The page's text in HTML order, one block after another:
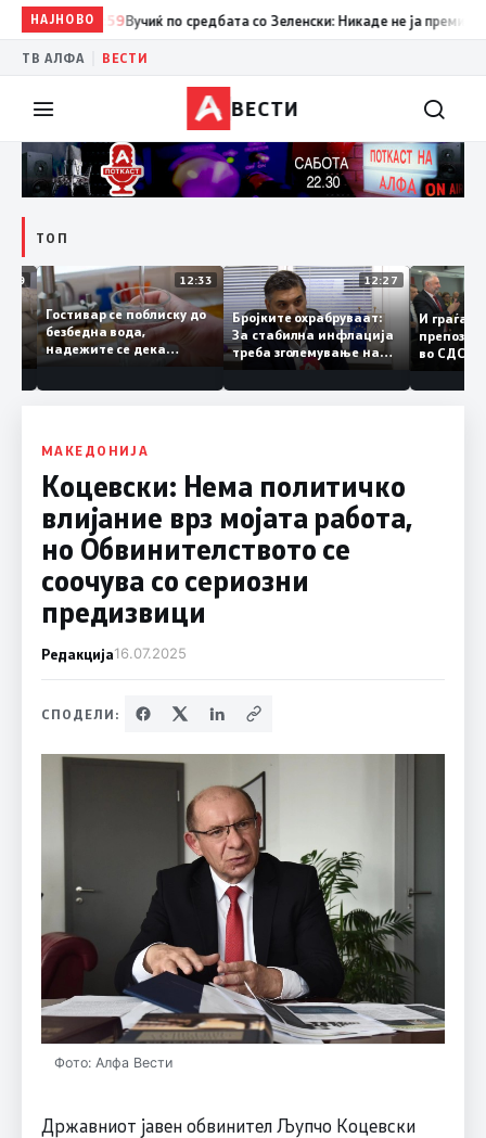
НАЈНОВО
12:59Вучиќ по средбата со Зеленски: Никаде не ја преминав
ТВ АЛФА ВЕСТИ
ВЕСТИ
ТОП
12:49 12:33
Гостивар се поблиску до
безбедна вода,
надежите се дека
12:27
Бројките охрабруваат:
За стабилна инфлација
треба зголемување на
домашното
И
во
добар
треба
МАКЕДОНИЈА
Коцевски: Нема политичко
влијание врз мојата работа,
но Обвинителството се
соочува со сериозни
предизвици
Редакција16.07.2025
СПОДЕЛИ:
Фото: Алфа Вести
Државниот јавен обвинител Љупчо Коцевски